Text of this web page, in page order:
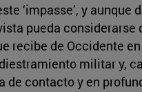
‘impasse’, y aunque
pueda considerarse
recibe de Occidente
militar y,
de contacto y en